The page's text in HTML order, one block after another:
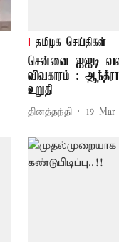
தமிழக செய்திகள்
சென்னை ஐஐடி
விவகாரம் :
உறுதி
தினத்தந்தி 19 Mar